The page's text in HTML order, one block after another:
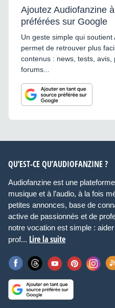
Ajoutez Audiofanzine
préférées sur Google
Un geste simple qui
permet de retrouver plus
contenus : news, tests, avis,
forums...
QU’EST-CE QU’AUDIOFANZINE ?
Audiofanzine est une
musique et à l’audio, à la fois
petites annonces, base de
active de passionnés et de
notre vocation est simple :
prof... Lire la suite